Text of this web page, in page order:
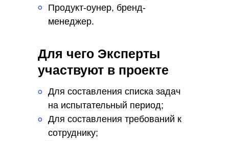
Продукт-оунер, бренд-
менеджер.
°
Для чего Эксперты
участвуют в проекте
Для составления списка задач
на испытательный период;
Для составления требований к
сотруднику;
°
°